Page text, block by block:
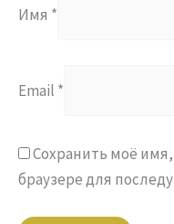
Имя *
Email *
Сохранить моё имя,
браузере для